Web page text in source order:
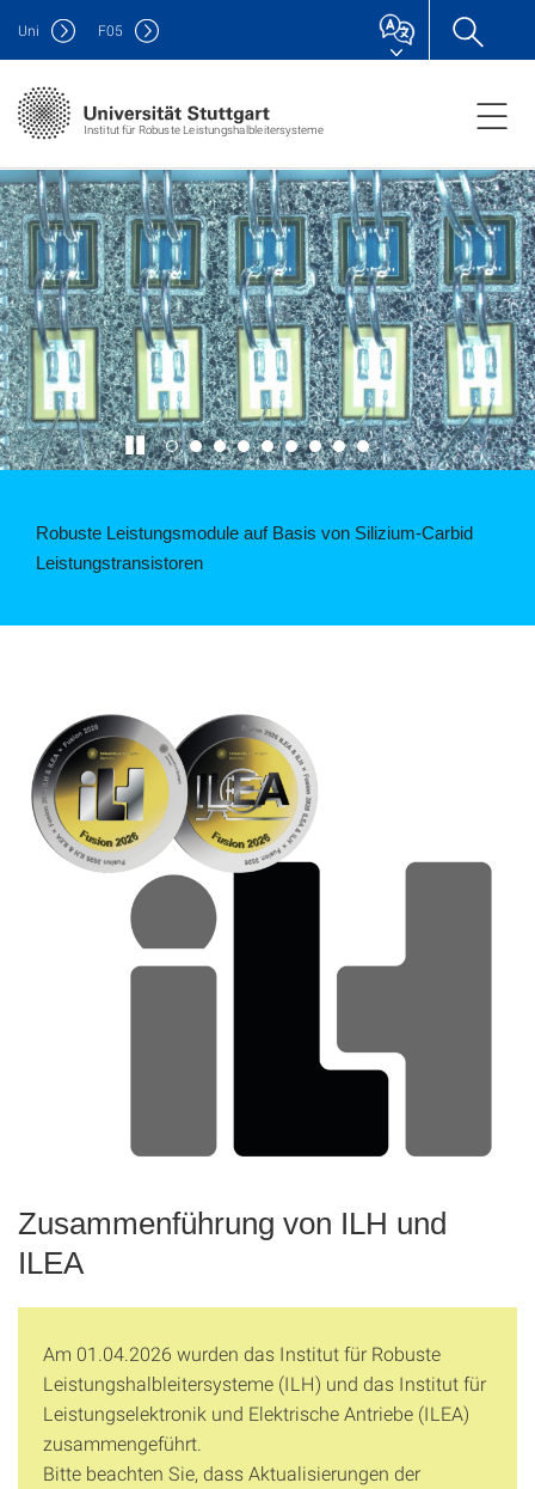
Institut für Robuste Leistungshalbleitersysteme
Uni F05
Robuste Leistungsmodule auf Basis von Silizium-Carbid
Leistungstransistoren
Zusammenführung von ILH und
ILEA
Am 01.04.2026 wurden das Institut für Robuste
Leistungshalbleitersysteme (ILH) und das Institut für
Leistungselektronik und Elektrische Antriebe (ILEA)
zusammengeführt.
Bitte beachten Sie, dass Aktualisierungen der